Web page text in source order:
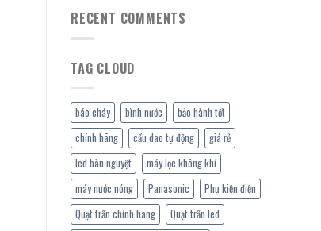
RECENT COMMENTS
TAG CLOUD
báo cháy bình nước
bảo hành tốt
chính hãng
cầu dao tự động
giá rẻ
led bàn nguyệt
máy lọc không khí
máy nước nóng
Panasonic
Phụ kiện điện
Quạt trần chính hãng
Quạt trần led